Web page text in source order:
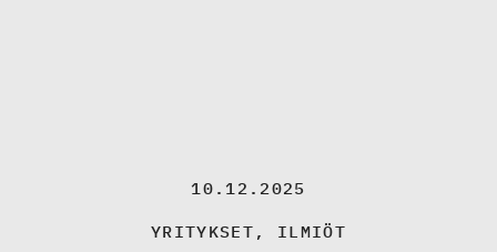
10.12.2025
YRITYKSET , ILMIÖT